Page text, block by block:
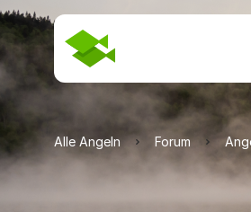
Alle Angeln Forum